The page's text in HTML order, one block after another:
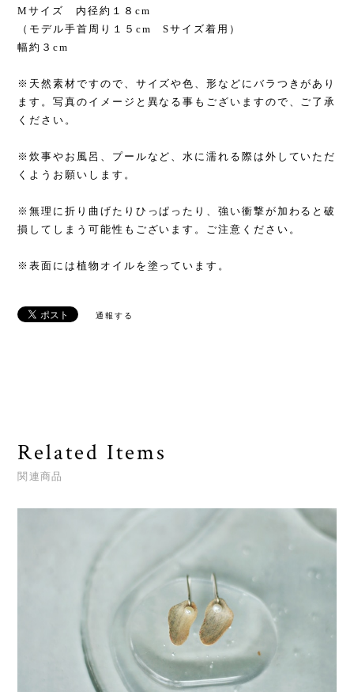
Mサイズ 内径約１８cm
（モデル手首周り１５cm Sサイズ着用）
幅約３cm
※天然素材ですので、サイズや色、形などにバラつきがあり
ます。写真のイメージと異なる事もございますので、ご了承
ください。
※炊事やお風呂、プールなど、水に濡れる際は外していただ
くようお願いします。
※無理に折り曲げたりひっぱったり、強い衝撃が加わると破
損してしまう可能性もございます。ご注意ください。
※表面には植物オイルを塗っています。
通報する
Related Items
関連商品